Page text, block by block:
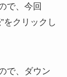
で、今回
をクリックし
で、ダウン